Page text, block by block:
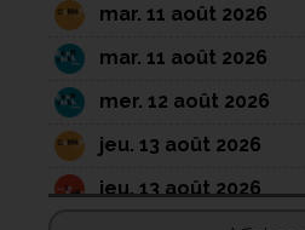
mar. 11 août 2026
mar. 11 août 2026
mer. 12 août 2026
jeu. 13 août 2026
jeu. 13 août 2026